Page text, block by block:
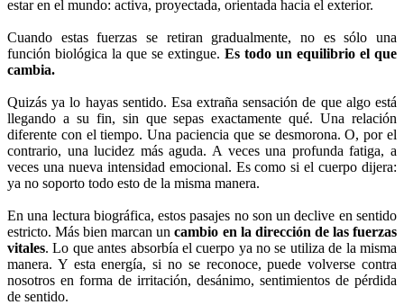
estar en el mundo: activa, proyectada, orientada hacia el exterior.
Cuando estas fuerzas se retiran gradualmente, no es sólo una
función biológica la que se extingue. Es todo un equilibrio el que
cambia.
Quizás ya lo hayas sentido. Esa extraña sensación de que algo está
llegando a su fin, sin que sepas exactamente qué. Una relación
diferente con el tiempo. Una paciencia que se desmorona. O, por el
contrario, una lucidez más aguda. A veces una profunda fatiga, a
veces una nueva intensidad emocional. Es como si el cuerpo dijera:
ya no soporto todo esto de la misma manera.
En una lectura biográfica, estos pasajes no son un declive en sentido
estricto. Más bien marcan uncambio en la dirección de las fuerzas
vitales. Lo que antes absorbía el cuerpo ya no se utiliza de la misma
manera. Y esta energía, si no se reconoce, puede volverse contra
nosotros en forma de irritación, desánimo, sentimientos de pérdida
de sentido.